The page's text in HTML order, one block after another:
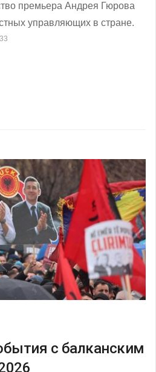
премьера Андрея Гюрова
управляющих в стране.
с балканским